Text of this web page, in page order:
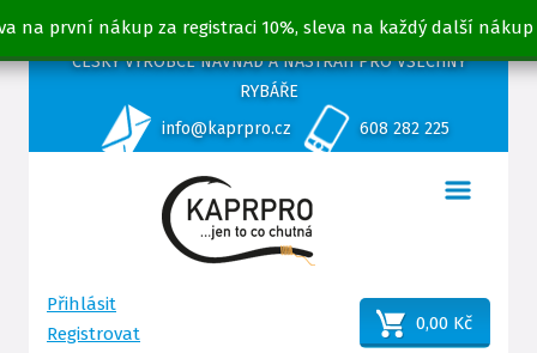
na první nákup za registraci 10%, sleva na každý další nákup
ČESKÝ VÝROBCE NÁVNAD A NÁSTRAH PRO VŠECHNY
RYBÁŘE
info@kaprpro.cz
608 282 225
Přihlásit
Registrovat
0,00 Kč